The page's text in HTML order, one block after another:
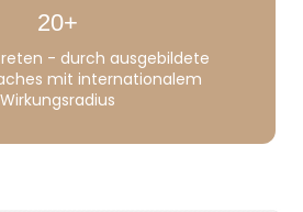
20+
- durch ausgebildete
mit internationalem
Wirkungsradius